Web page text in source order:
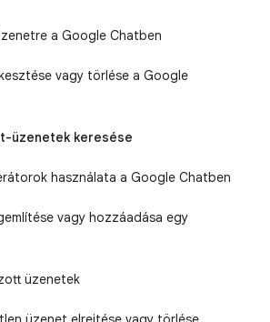
a Google Chatben
vagy törlése a Google
üzenetek keresése
használata a Google Chatben
vagy hozzáadása egy
üzenetek